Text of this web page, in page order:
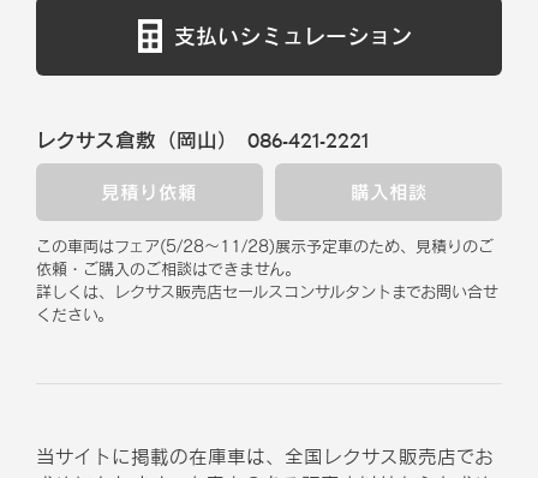
支払いシミュレーション
レクサス倉敷（岡山） 086-421-2221
見積り依頼 購入相談
この車両はフェア(5/28～11/28)展示予定車のため、見積りのご
依頼・ご購入のご相談はできません。
詳しくは、レクサス販売店セールスコンサルタントまでお問い合せ
ください。
当サイトに掲載の在庫車は、全国レクサス販売店でお